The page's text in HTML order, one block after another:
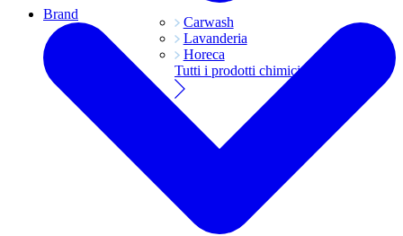
Carwash
Lavanderia
Horeca
Tutti i prodotti chimici
Brand